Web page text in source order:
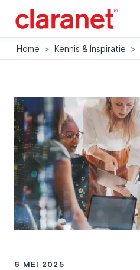
Home > Kennis & Inspiratie >
6 MEI 2025